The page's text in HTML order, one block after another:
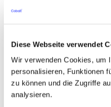
Diese Webseite verwendet
Wir verwenden Cookies, um
personalisieren, Funktionen
zu können und die Zugriffe
analysieren.
Immobilienprojekten,
Sicherer Umgang mit
Gute Kenntnisse im
baulichem Brandschutz